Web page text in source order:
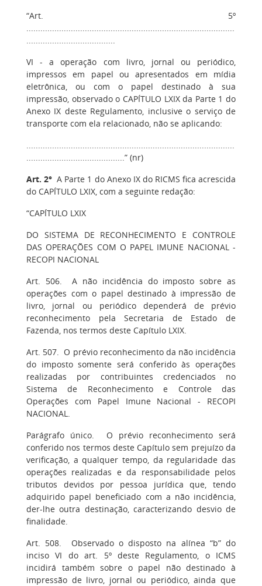
“Art. 5º
.........................................................................................
......................................
VI - a operação com livro, jornal ou periódico,
impressos em papel ou apresentados em mídia
eletrônica, ou com o papel destinado à sua
impressão, observado o CAPÍTULO LXIX da Parte 1 do
Anexo IX deste Regulamento, inclusive o serviço de
transporte com ela relacionado, não se aplicando:
.........................................................................................
..........................................” (nr)
Art. 2° A Parte 1 do Anexo IX do RICMS fica acrescida
do CAPÍTULO LXIX, com a seguinte redação:
“CAPÍTULO LXIX
DO SISTEMA DE RECONHECIMENTO E CONTROLE
DAS OPERAÇÕES COM O PAPEL IMUNE NACIONAL -
RECOPI NACIONAL
Art. 506. A não incidência do imposto sobre as
operações com o papel destinado à impressão de
livro, jornal ou periódico dependerá de prévio
reconhecimento pela Secretaria de Estado de
Fazenda, nos termos deste Capítulo LXIX.
Art. 507. O prévio reconhecimento da não incidência
do imposto somente será conferido às operações
realizadas por contribuintes credenciados no
Sistema de Reconhecimento e Controle das
Operações com Papel Imune Nacional - RECOPI
NACIONAL.
Parágrafo único. O prévio reconhecimento será
conferido nos termos deste Capítulo sem prejuízo da
verificação, a qualquer tempo, da regularidade das
operações realizadas e da responsabilidade pelos
tributos devidos por pessoa jurídica que, tendo
adquirido papel beneficiado com a não incidência,
der-lhe outra destinação, caracterizando desvio de
finalidade.
Art. 508. Observado o disposto na alínea “b” do
inciso VI do art. 5º deste Regulamento, o ICMS
incidirá também sobre o papel não destinado à
impressão de livro, jornal ou periódico, ainda que